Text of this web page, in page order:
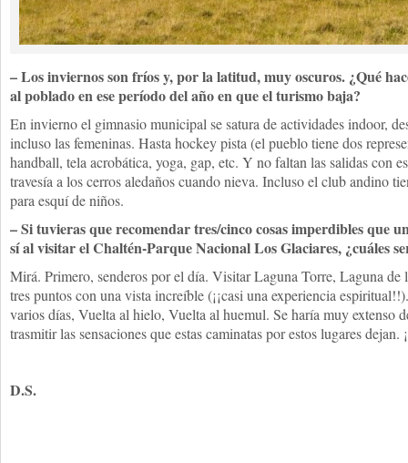
– Los inviernos son fríos y, por la latitud, muy oscuros. ¿Qué
al poblado en ese período del año en que el turismo baja?
En invierno el gimnasio municipal se satura de actividades indoor,
incluso las femeninas. Hasta hockey pista (el pueblo tiene dos
handball, tela acrobática, yoga, gap, etc. Y no faltan las salidas con
travesía a los cerros aledaños cuando nieva. Incluso el club andino
para esquí de niños.
– Si tuvieras que recomendar tres/cinco cosas imperdibles que
sí al visitar el Chaltén-Parque Nacional Los Glaciares, ¿cuáles
Mirá. Primero, senderos por el día. Visitar Laguna Torre, Laguna de
tres puntos con una vista increíble (¡¡casi una experiencia
varios días, Vuelta al hielo, Vuelta al huemul. Se haría muy extenso
trasmitir las sensaciones que estas caminatas por estos lugares dejan.
D.S.